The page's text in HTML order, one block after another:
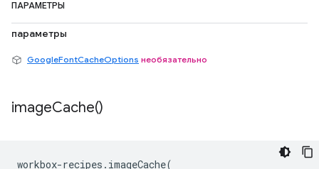
ПАРАМЕТРЫ
параметры
GoogleFontCacheOptions необязательно
imageCache()
workbox-recipes . imageCache(